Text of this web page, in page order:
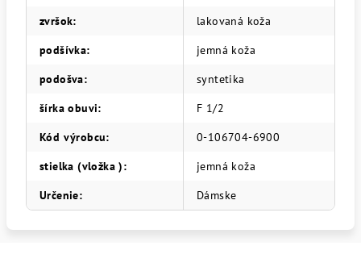
zvršok:
lakovaná koža
podšívka:
jemná koža
podošva:
syntetika
šírka obuvi:
F 1/2
Kód výrobcu:
0-106704-6900
stielka (vložka ):
jemná koža
Určenie: Dámske